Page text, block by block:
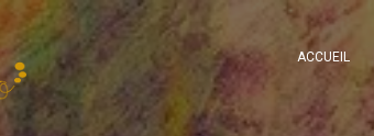
ACCUEIL